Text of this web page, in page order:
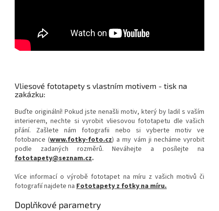
Vliesové fototapety s vlastním motivem - tisk na
zakázku:
Buďte originální! Pokud jste nenašli motiv, který by ladil s vaším
interierem, nechte si vyrobit vliesovou fototapetu dle vašich
přání. Zašlete nám fotografii nebo si vyberte motiv ve
fotobance (www.fotky-foto.cz) a my vám ji necháme vyrobit
podle zadaných rozměrů. Neváhejte a posílejte na
fototapety@seznam.cz.
Více informací o výrobě fototapet na míru z vašich motivů či
fotografií najdete na Fototapety z fotky na míru.
Doplňkové parametry